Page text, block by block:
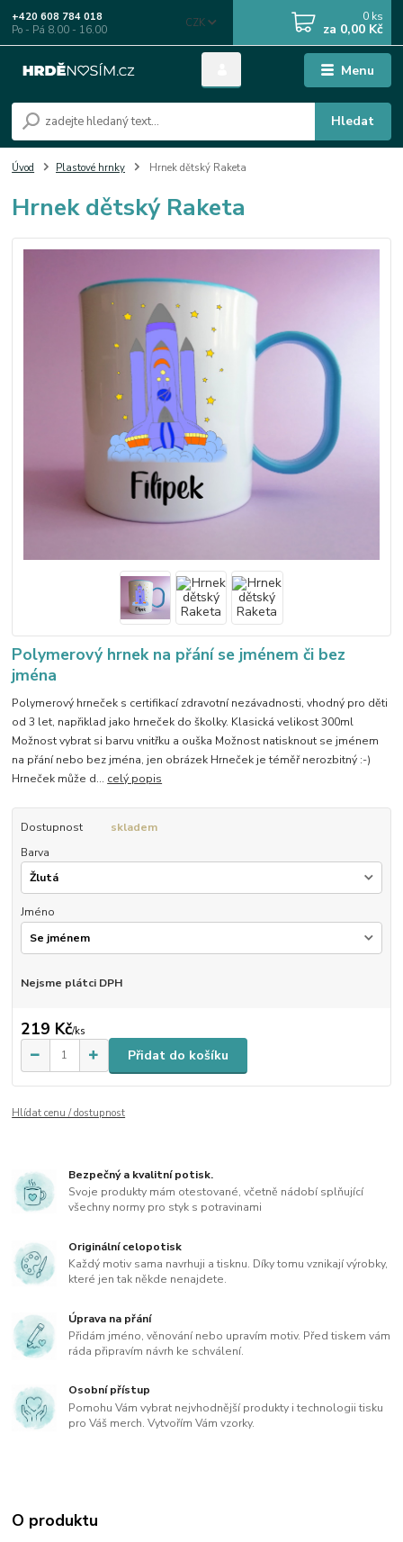
Menu
CZK
Hledat
+420 608 784 018
Po - Pá 8.00 - 16.00
0 ks
za 0,00 Kč
Úvod Plastové hrnky Hrnek dětský Raketa
Hrnek dětský Raketa
Polymerový hrnek na přání se jménem či bez
jména
Polymerový hrneček s certifikací zdravotní nezávadnosti, vhodný pro děti
od 3 let, napřiklad jako hrneček do školky. Klasická velikost 300ml
Možnost vybrat si barvu vnitřku a ouška Možnost natisknout se jménem
na přání nebo bez jména, jen obrázek Hrneček je téměř nerozbitný :-)
Hrneček může d... celý popis
Dostupnost
skladem
Barva
Jméno
Nejsme plátci DPH
219 Kč/ks
Přidat do košíku
Hlídat cenu / dostupnost
Bezpečný a kvalitní potisk.
Svoje produkty mám otestované, včetně nádobí splňující
všechny normy pro styk s potravinami
Originální celopotisk
Každý motiv sama navrhuji a tisknu. Díky tomu vznikají výrobky,
které jen tak někde nenajdete.
Úprava na přání
Přidám jméno, věnování nebo upravím motiv. Před tiskem vám
ráda připravím návrh ke schválení.
Osobní přístup
Pomohu Vám vybrat nejvhodnější produkty i technologii tisku
pro Váš merch. Vytvořím Vám vzorky.
O produktu